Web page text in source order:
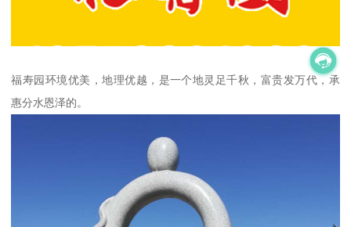
福寿园环境优美，地理优越，是一个地灵足千秋，富贵发万代，承
惠分水恩泽的。